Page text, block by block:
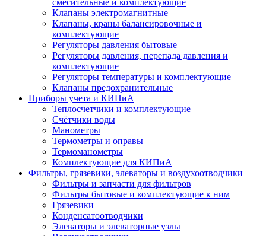
смесительные и комплектующие
Клапаны электромагнитные
Клапаны, краны балансировочные и
комплектующие
Регуляторы давления бытовые
Регуляторы давления, перепада давления и
комплектующие
Регуляторы температуры и комплектующие
Клапаны предохранительные
Приборы учета и КИПиА
Теплосчетчики и комплектующие
Счётчики воды
Манометры
Термометры и оправы
Термоманометры
Комплектующие для КИПиА
Фильтры, грязевики, элеваторы и воздухоотводчики
Фильтры и запчасти для фильтров
Фильтры бытовые и комплектующие к ним
Грязевики
Конденсатоотводчики
Элеваторы и элеваторные узлы